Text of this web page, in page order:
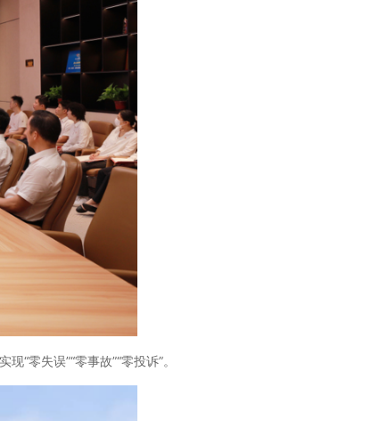
零失误”“零事故”“零投诉”。